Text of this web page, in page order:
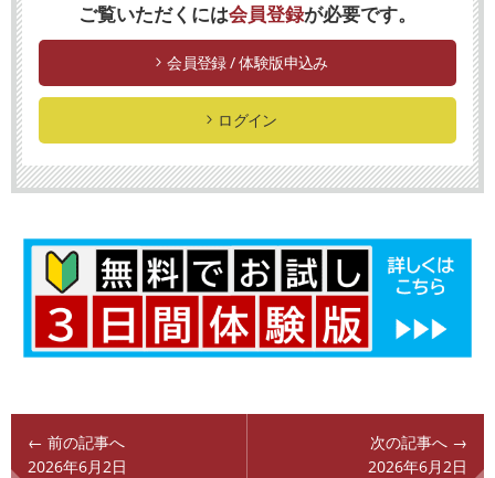
ご覧いただくには会員登録が必要です。
会員登録 / 体験版申込み
ログイン
← 前の記事へ
2026年6月2日
次の記事へ →
2026年6月2日